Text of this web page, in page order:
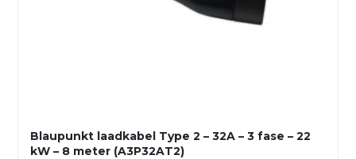
Blaupunkt laadkabel Type 2 – 32A – 3 fase – 22
kW – 8 meter (A3P32AT2)